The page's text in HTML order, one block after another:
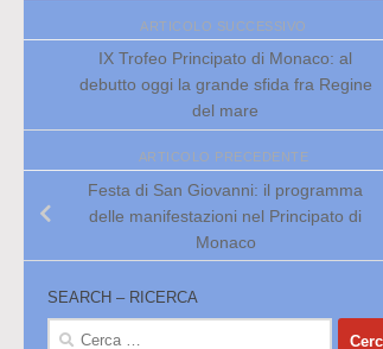
ARTICOLO SUCCESSIVO
IX Trofeo Principato di Monaco: al
debutto oggi la grande sfida fra Regine
del mare
ARTICOLO PRECEDENTE
Festa di San Giovanni: il programma
delle manifestazioni nel Principato di
Monaco
SEARCH – RICERCA
Ricerca